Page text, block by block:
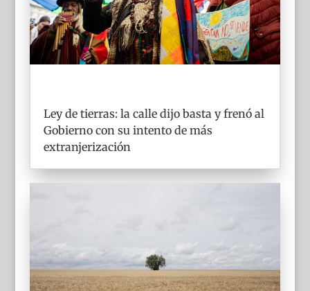
Ley de tierras: la calle dijo basta y frenó al
Gobierno con su intento de más
extranjerización